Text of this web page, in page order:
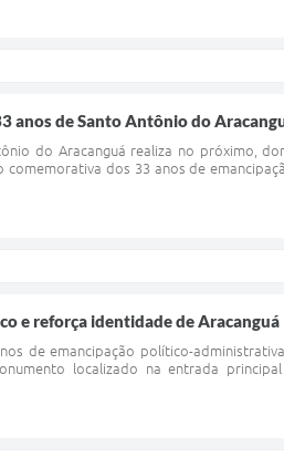
anos de Santo Antônio do
do Aracanguá realiza no próximo,
dos 33 anos de
e reforça identidade de Aracanguá
de emancipação político-
localizado na entrada